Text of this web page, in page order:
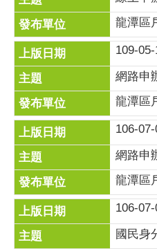
龍潭區
109-
網路申
龍潭區
106-
網路申
龍潭區
106-
國民身